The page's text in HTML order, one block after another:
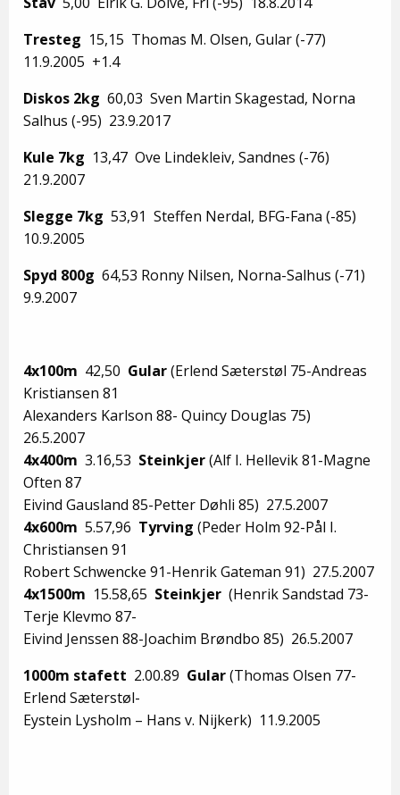
Tresteg 15,15 Thomas M. Olsen, Gular (-77)
11.9.2005 +1.4
Diskos 2kg 60,03 Sven Martin Skagestad, Norna
Salhus (-95) 23.9.2017
Kule 7kg 13,47 Ove Lindekleiv, Sandnes (-76)
21.9.2007
Slegge 7kg 53,91 Steffen Nerdal, BFG-Fana (-85)
10.9.2005
Spyd 800g 64,53 Ronny Nilsen, Norna-Salhus (-71)
9.9.2007
4x100m 42,50 Gular(Erlend Sæterstøl 75-Andreas
Kristiansen 81
Alexanders Karlson 88- Quincy Douglas 75)
26.5.2007
4x400m 3.16,53 Steinkjer(Alf I. Hellevik 81-Magne
Often 87
Eivind Gausland 85-Petter Døhli 85) 27.5.2007
4x600m 5.57,96 Tyrving (Peder Holm 92-Pål I.
Christiansen 91
Robert Schwencke 91-Henrik Gateman 91) 27.5.2007
4x1500m 15.58,65 Steinkjer (Henrik Sandstad 73-
Terje Klevmo 87-
Eivind Jenssen 88-Joachim Brøndbo 85) 26.5.2007
1000m stafett 2.00.89 Gular(Thomas Olsen 77-
Erlend Sæterstøl-
Eystein Lysholm – Hans v. Nijkerk) 11.9.2005